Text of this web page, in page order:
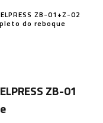
ZB-01+Z-02
do reboque
ZB-01